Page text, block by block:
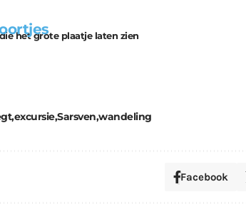
het grote plaatje laten zien
voor
uitdaging
excursieSarsven wandeling
Facebook